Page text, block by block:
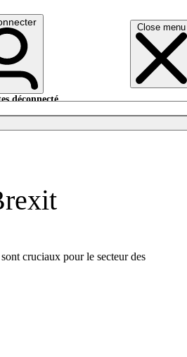
Close menu
déconnecté.
cruciaux pour le secteur des